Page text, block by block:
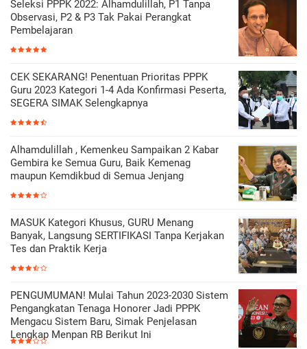
Seleksi PPPK 2022: Alhamdulillah, P1 Tanpa
Observasi, P2 & P3 Tak Pakai Perangkat
Pembelajaran
CEK SEKARANG! Penentuan Prioritas PPPK
Guru 2023 Kategori 1-4 Ada Konfirmasi Peserta,
SEGERA SIMAK Selengkapnya
Alhamdulillah , Kemenkeu Sampaikan 2 Kabar
Gembira ke Semua Guru, Baik Kemenag
maupun Kemdikbud di Semua Jenjang
MASUK Kategori Khusus, GURU Menang
Banyak, Langsung SERTIFIKASI Tanpa Kerjakan
Tes dan Praktik Kerja
PENGUMUMAN! Mulai Tahun 2023-2030 Sistem
Pengangkatan Tenaga Honorer Jadi PPPK
Mengacu Sistem Baru, Simak Penjelasan
Lengkap Menpan RB Berikut Ini